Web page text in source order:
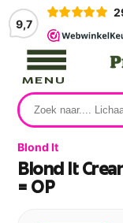
9,7
MENU
Blond It
Blond It
= OP